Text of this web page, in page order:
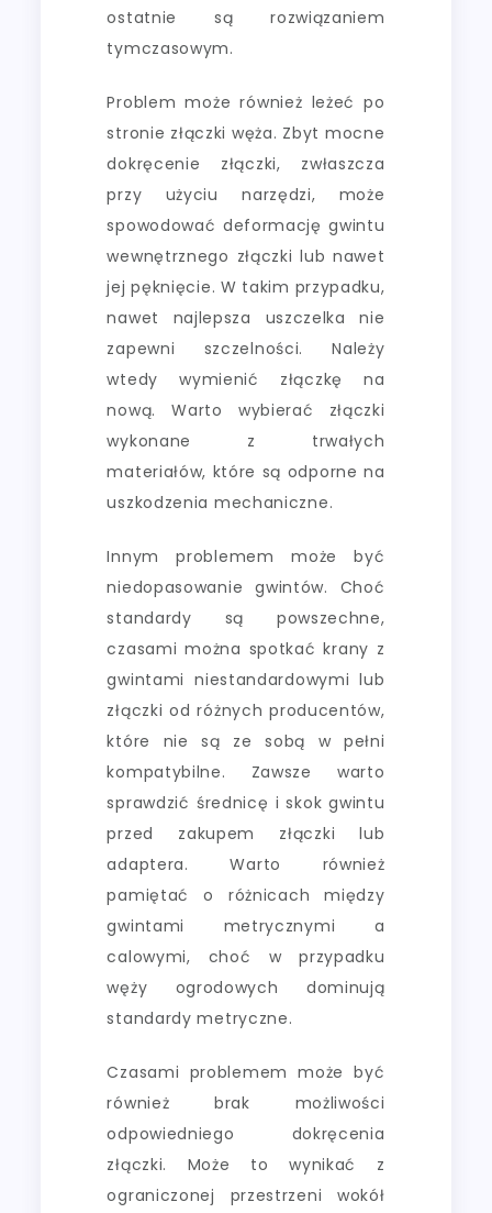
ostatnie są rozwiązaniem
tymczasowym.
Problem może również leżeć po
stronie złączki węża. Zbyt mocne
dokręcenie złączki, zwłaszcza
przy użyciu narzędzi, może
spowodować deformację gwintu
wewnętrznego złączki lub nawet
jej pęknięcie. W takim przypadku,
nawet najlepsza uszczelka nie
zapewni szczelności. Należy
wtedy wymienić złączkę na
nową. Warto wybierać złączki
wykonane z trwałych
materiałów, które są odporne na
uszkodzenia mechaniczne.
Innym problemem może być
niedopasowanie gwintów. Choć
standardy są powszechne,
czasami można spotkać krany z
gwintami niestandardowymi lub
złączki od różnych producentów,
które nie są ze sobą w pełni
kompatybilne. Zawsze warto
sprawdzić średnicę i skok gwintu
przed zakupem złączki lub
adaptera. Warto również
pamiętać o różnicach między
gwintami metrycznymi a
calowymi, choć w przypadku
węży ogrodowych dominują
standardy metryczne.
Czasami problemem może być
również brak możliwości
odpowiedniego dokręcenia
złączki. Może to wynikać z
ograniczonej przestrzeni wokół